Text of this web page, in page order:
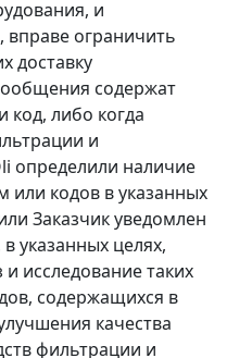
и
вправе ограничить
доставку
содержат
либо когда
и
определили наличие
или кодов в указанных
Заказчик уведомлен
указанных целях,
исследование таких
содержащихся в
качества
фильтрации и